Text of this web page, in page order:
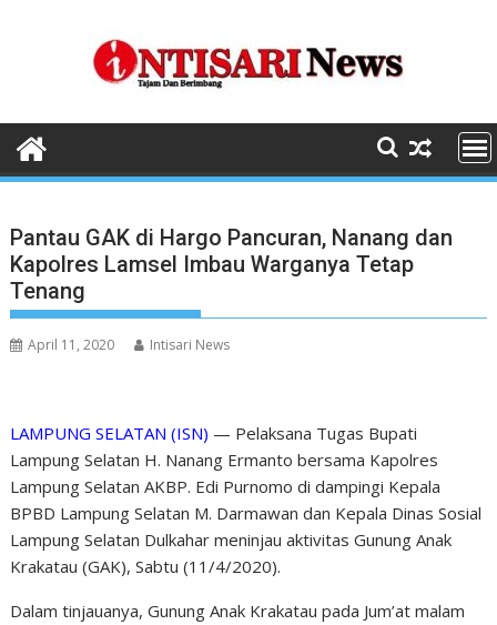
Pantau GAK di Hargo Pancuran, Nanang dan
Kapolres Lamsel Imbau Warganya Tetap
Tenang
April 11, 2020 Intisari News
LAMPUNG SELATAN (ISN) — Pelaksana Tugas Bupati
Lampung Selatan H. Nanang Ermanto bersama Kapolres
Lampung Selatan AKBP. Edi Purnomo di dampingi Kepala
BPBD Lampung Selatan M. Darmawan dan Kepala Dinas Sosial
Lampung Selatan Dulkahar meninjau aktivitas Gunung Anak
Krakatau (GAK), Sabtu (11/4/2020).
Dalam tinjauanya, Gunung Anak Krakatau pada Jum’at malam